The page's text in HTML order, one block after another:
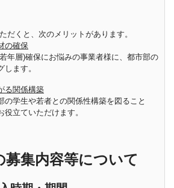
だくと、次のメリットがあります。
の確保
年層)確保にお悩みの事業者様に、都市部の
ます。
る関係構築
学生や若者との関係性構築を図ること
立ていただけます。
募集内容等について